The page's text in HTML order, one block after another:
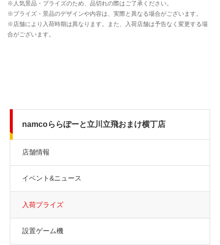
namcoららぽーと立川立飛おまけ横丁店
店舗情報
イベント&ニュース
入荷プライズ
設置ゲーム機